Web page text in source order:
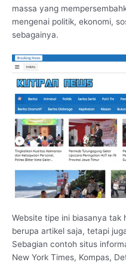
massa yang
mengenai politik, ekonomi,
sebagainya.
Website tipe ini biasanya tak
berupa artikel saja, tetapi
Sebagian contoh situs
New York Times, Kompas,